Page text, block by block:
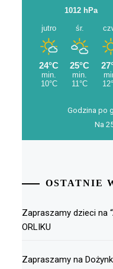
Godzina po
Na
OSTATNIE
Zapraszamy dzieci na
ORLIKU
Zapraszamy na